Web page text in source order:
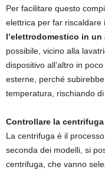
Per facilitare questo
elettrica per far riscaldare
l’elettrodomestico in
possibile, vicino alla
dispositivo all’altro in
esterne, perché
temperatura, rischiando
Controllare la centrifuga
La centrifuga è il
seconda dei modelli, si
centrifuga, che vanno